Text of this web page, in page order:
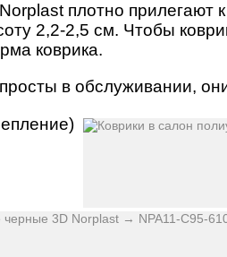
плотно прилегают
2,2-2,5 см. Чтобы
коврика.
в обслуживании,